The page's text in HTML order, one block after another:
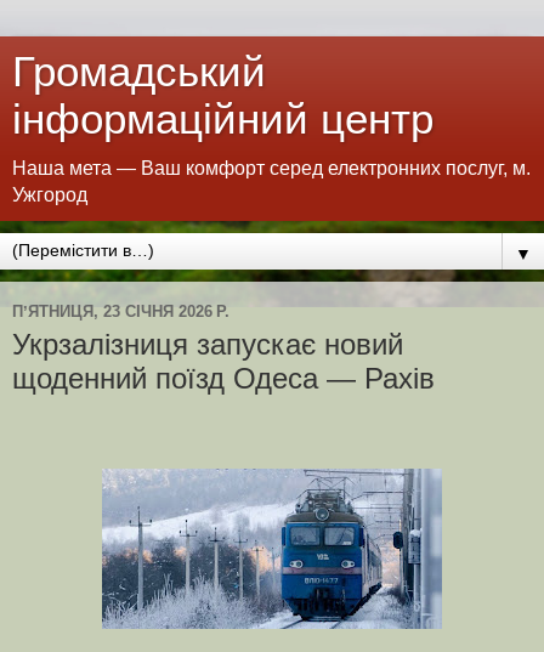
Громадський
інформаційний центр
Наша мета — Ваш комфорт серед електронних послуг, м.
Ужгород
▼
ПʼЯТНИЦЯ, 23 СІЧНЯ 2026 Р.
Укрзалізниця запускає новий
щоденний поїзд Одеса — Рахів